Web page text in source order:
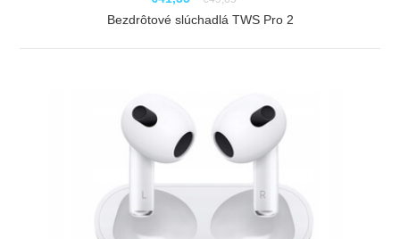
Bezdrôtové slúchadlá TWS Pro 2